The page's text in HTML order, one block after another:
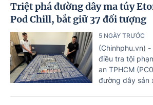
Triệt phá đường dây ma túy
Pod Chill, bắt giữ 37 đối tượng
5 NGÀY TRƯỚC
(Chinhphu.vn)
điều tra tội
an TPHCM
đường dây sản